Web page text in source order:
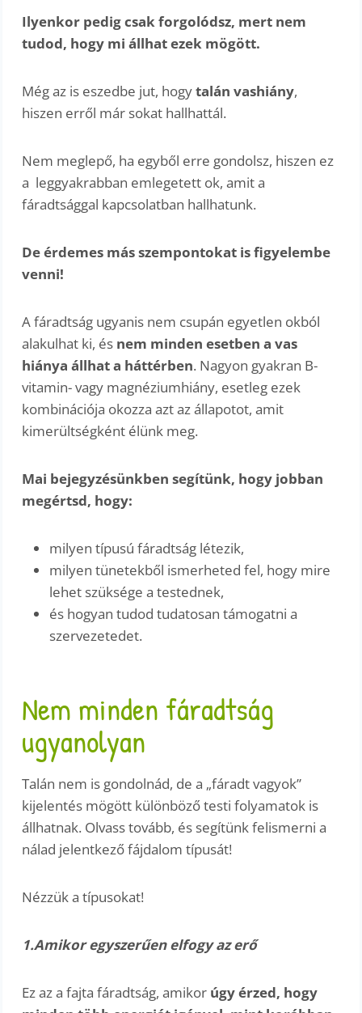
Ilyenkor pedig csak forgolódsz, mert nem
tudod, hogy mi állhat ezek mögött.
Még az is eszedbe jut, hogytalán vashiány,
hiszen erről már sokat hallhattál.
Nem meglepő, ha egyből erre gondolsz, hiszen ez
a leggyakrabban emlegetett ok, amit a
fáradtsággal kapcsolatban hallhatunk.
De érdemes más szempontokat is figyelembe
venni!
A fáradtság ugyanis nem csupán egyetlen okból
alakulhat ki, és nem minden esetben a vas
hiánya állhat a háttérben. Nagyon gyakran B-
vitamin- vagy magnéziumhiány, esetleg ezek
kombinációja okozza azt az állapotot, amit
kimerültségként élünk meg.
Mai bejegyzésünkben segítünk, hogy jobban
megértsd, hogy:
milyen típusú fáradtság létezik,
milyen tünetekből ismerheted fel, hogy mire
lehet szüksége a testednek,
és hogyan tudod tudatosan támogatni a
szervezetedet.
Nem minden fáradtság
ugyanolyan
Talán nem is gondolnád, de a „fáradt vagyok”
kijelentés mögött különböző testi folyamatok is
állhatnak. Olvass tovább, és segítünk felismerni a
nálad jelentkező fájdalom típusát!
Nézzük a típusokat!
1.Amikor egyszerűen elfogy az erő
Ez az a fajta fáradtság, amikor úgy érzed, hogy